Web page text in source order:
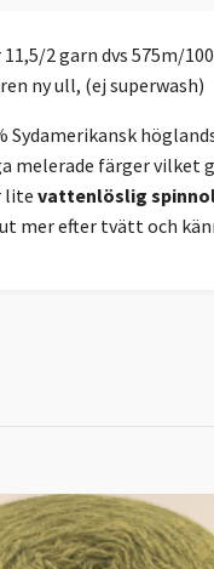
11,5/2 garn dvs 575m/
ny ull, (ej superwash)
Sydamerikansk
melerade färger vilket
lite vattenlöslig
mer efter tvätt och